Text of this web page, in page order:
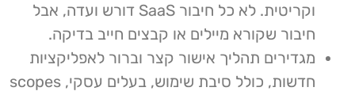
וקריטית. לא כל חיבור SaaS דורש ועדה, אבל
חיבור שקורא מיילים או קבצים חייב בדיקה.
מגדירים תהליך אישור קצר וברור לאפליקציות
חדשות, כולל סיבת שימוש, בעלים עסקי, scopes